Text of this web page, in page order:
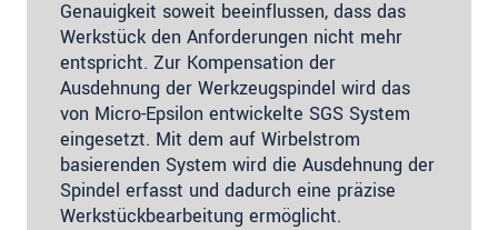
Genauigkeit soweit beeinflussen, dass das
Werkstück den Anforderungen nicht mehr
entspricht. Zur Kompensation der
Ausdehnung der Werkzeugspindel wird das
von Micro-Epsilon entwickelte SGS System
eingesetzt. Mit dem auf Wirbelstrom
basierenden System wird die Ausdehnung der
Spindel erfasst und dadurch eine präzise
Werkstückbearbeitung ermöglicht.